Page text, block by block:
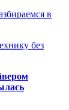
в
без